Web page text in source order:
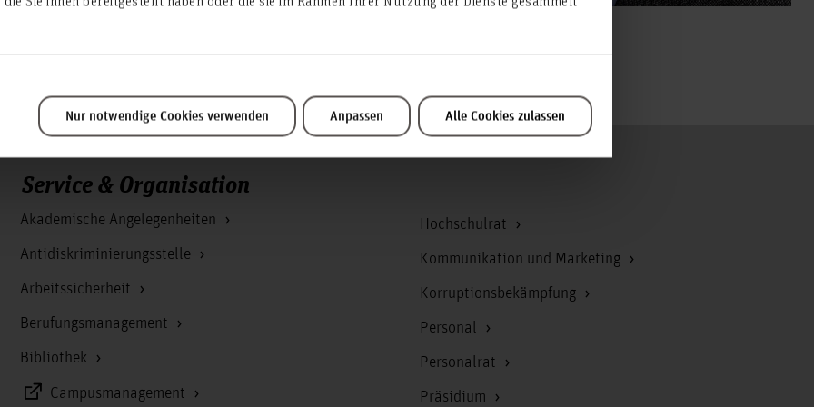
Nur notwendige Cookies verwenden Anpassen Alle Cookies zulassen
Service & Organisation
Akademische Angelegenheiten
Antidiskriminierungsstelle
Arbeitssicherheit
Berufungsmanagement
Bibliothek
Campusmanagement
Hochschulrat
Kommunikation und Marketing
Korruptionsbekämpfung
Personal
Personalrat
Präsidium